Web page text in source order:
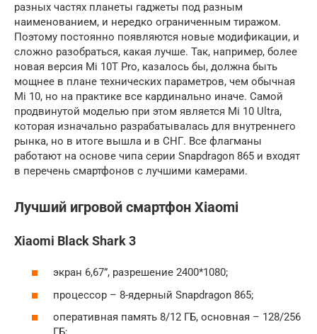
разных частях планеты гаджеты под разным
наименованием, и нередко ограниченным тиражом.
Поэтому постоянно появляются новые модификации, и
сложно разобраться, какая лучше. Так, например, более
новая версия Mi 10T Pro, казалось бы, должна быть
мощнее в плане технических параметров, чем обычная
Mi 10, но на практике все кардинально иначе. Самой
продвинутой моделью при этом является Mi 10 Ultra,
которая изначально разрабатывалась для внутреннего
рынка, но в итоге вышла и в СНГ. Все флагманы
работают на основе чипа серии Snapdragon 865 и входят
в перечень смартфонов с лучшими камерами.
Лучший игровой смартфон Xiaomi
Xiaomi Black Shark 3
экран 6,67”, разрешение 2400*1080;
процессор – 8-ядерный Snapdragon 865;
оперативная память 8/12 ГБ, основная – 128/256